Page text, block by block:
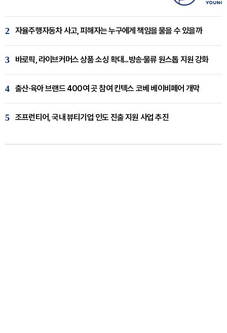
2 자율주행자동차 사고, 피해자는 누구에게 책임을 물을 수 있을까
3 바로픽, 라이브커머스 상품 소싱 확대...방송·물류 원스톱 지원 강화
4 출산·육아 브랜드 400여 곳 참여 킨텍스 코베 베이비페어 개막
5 조프런티어, 국내 뷰티기업 인도 진출 지원 사업 추진